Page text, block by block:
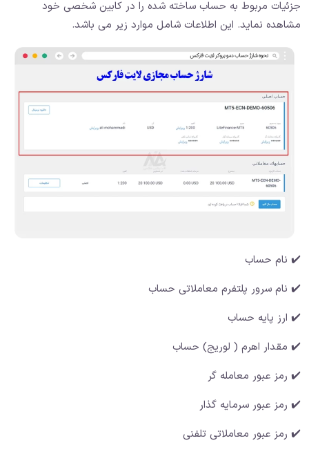
جزئیات مربوط به حساب ساخته شده را در کابین شخصی خود
مشاهده نماید. این اطلاعات شامل موارد زیر می باشد.
✔️ نام حساب
✔️ نام سرور پلتفرم معاملاتی حساب
✔️ ارز پایه حساب
✔️ مقدار اهرم ( لوریج) حساب
✔️ رمز عبور معامله گر
✔️ رمز عبور سرمایه گذار
✔️ رمز عبور معاملاتی تلفنی